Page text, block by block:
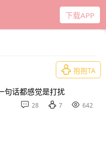
下载APP
 抱抱TA
句话都感觉是打扰
 28  7  642